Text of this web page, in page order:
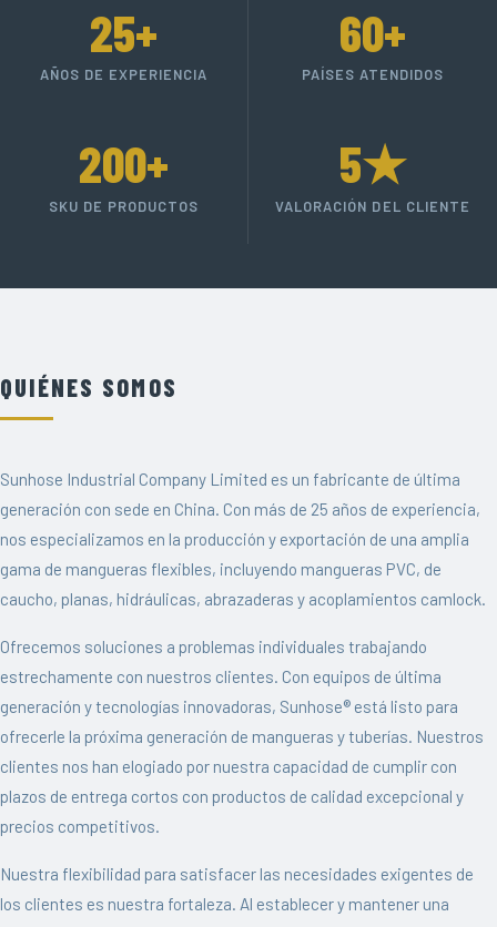
25+
AÑOS DE EXPERIENCIA
60+
PAÍSES ATENDIDOS
200+
SKU DE PRODUCTOS
5★
VALORACIÓN DEL CLIENTE
QUIÉNES SOMOS
Sunhose Industrial Company Limited es un fabricante de última
generación con sede en China. Con más de 25 años de experiencia,
nos especializamos en la producción y exportación de una amplia
gama de mangueras flexibles, incluyendo mangueras PVC, de
caucho, planas, hidráulicas, abrazaderas y acoplamientos camlock.
Ofrecemos soluciones a problemas individuales trabajando
estrechamente con nuestros clientes. Con equipos de última
generación y tecnologías innovadoras, Sunhose® está listo para
ofrecerle la próxima generación de mangueras y tuberías. Nuestros
clientes nos han elogiado por nuestra capacidad de cumplir con
plazos de entrega cortos con productos de calidad excepcional y
precios competitivos.
Nuestra flexibilidad para satisfacer las necesidades exigentes de
los clientes es nuestra fortaleza. Al establecer y mantener una